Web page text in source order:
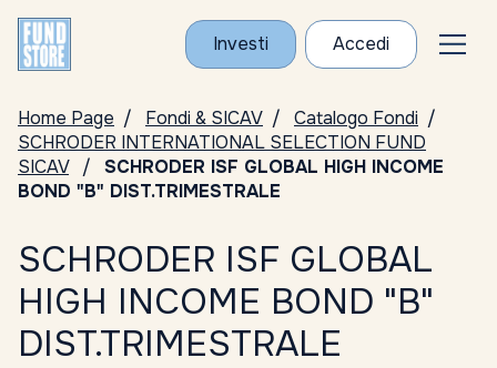
Investi Accedi
Home Page Fondi & SICAV
Catalogo Fondi
SCHRODER INTERNATIONAL SELECTION FUND
SICAV
SCHRODER ISF GLOBAL HIGH INCOME
BOND "B" DIST.TRIMESTRALE
SCHRODER ISF GLOBAL
HIGH INCOME BOND "B"
DIST.TRIMESTRALE